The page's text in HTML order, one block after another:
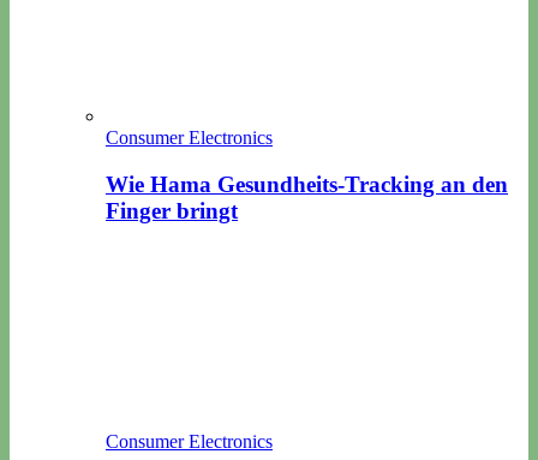
Consumer Electronics
Wie Hama Gesundheits-Tracking an den
Finger bringt
Consumer Electronics